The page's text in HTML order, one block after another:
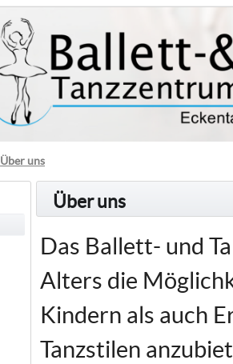
Über uns
Über uns
Das Ballett- und
Alters die
Kindern als auch
Tanzstilen